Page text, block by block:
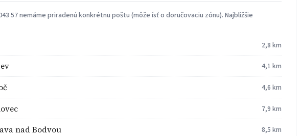
57 nemáme priradenú konkrétnu poštu (môže ísť o doručovaciu zónu). Najbližšie
2,8 km
4,1 km
4,6 km
7,9 km
nad Bodvou 8,5 km